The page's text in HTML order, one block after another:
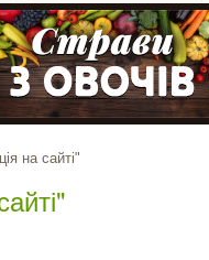
на сайті"